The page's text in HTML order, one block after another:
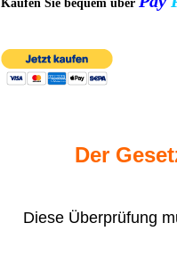
Kaufen Sie bequem über
Der
Diese Überprüfung